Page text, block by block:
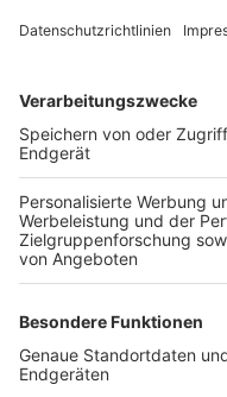
TOP-VEREINE
TOP-PARTNER